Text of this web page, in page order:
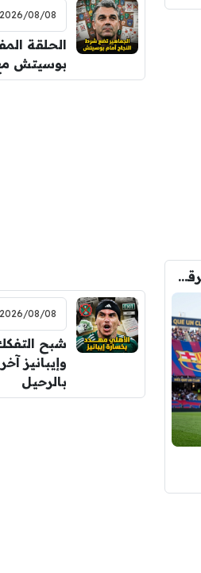
عرض برشلونة يقترب … والسيتي يحدد الرقم النهائي لبيع رودري
2026/08/08 - 08:07
الحلقة
بوسيتش
2026/08/08 - 08:30
شبح
وإيبانيز
بالرحيل